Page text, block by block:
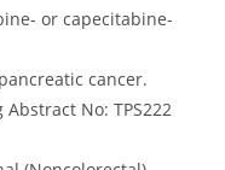
or capecitabine-
cancer.
No: TPS222